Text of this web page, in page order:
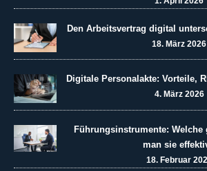
Den Arbeitsvertrag digital
18. März 2026
Digitale Personalakte: Vorteile,
4. März 2026
Führungsinstrumente:
man sie
18. Februar